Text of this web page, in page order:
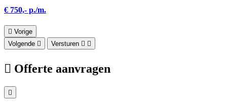
€ 750,- p./m.
Vorige
Volgende
Versturen
Offerte aanvragen